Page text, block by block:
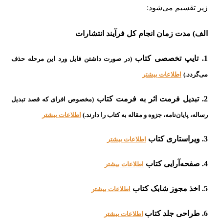
زیر تقسیم می‌شود:
الف) مدت زمان انجام کل فرآیند انتشارات
1. تایپ تخصصی کتاب (در صورت داشتن فایل ورد این مرحله حذف
می‌گردد.) اطلاعات بیشتر
2. تبدیل فرمت اثر به فرمت کتاب (مخصوص افرای که قصد تبدیل
رساله، پایان‌نامه، جزوه و مقاله به کتاب را دارند.) اطلاعات بیشتر
3. ویراستاری کتاب اطلاعات بیشتر
4. صفحه‌آرایی کتاب اطلاعات بیشتر
5. اخذ مجوز شابک کتاب اطلاعات بیشتر
6. طراحی جلد کتاب اطلاعات بیشتر